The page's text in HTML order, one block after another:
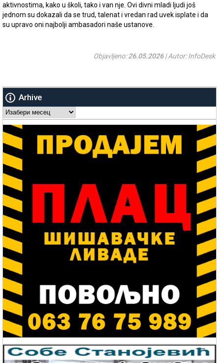
aktivnostima, kako u školi, tako i van nje. Ovi divni mladi ljudi još
jednom su dokazali da se trud, talenat i vredan rad uvek isplate i da
su upravo oni najbolji ambasadori naše ustanove.
Objavljeno:26.05.2026| Autor: InfoDesk
Arhive
Arhive